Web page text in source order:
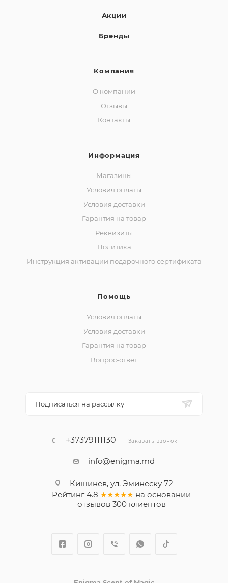
Акции
Бренды
Компания
О компании
Отзывы
Контакты
Информация
Магазины
Условия оплаты
Условия доставки
Гарантия на товар
Реквизиты
Политика
Инструкция активации подарочного сертификата
Помощь
Условия оплаты
Условия доставки
Гарантия на товар
Вопрос-ответ
Подписаться на рассылку
+37379111130 Заказать звонок
info@enigma.md
Кишинев, ул. Эминеску 72
Рейтинг 4.8 ★★★★★ на основании
отзывов 300клиентов